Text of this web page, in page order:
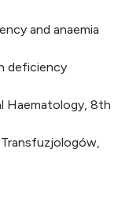
and anaemia
deficiency
Haematology, 8th